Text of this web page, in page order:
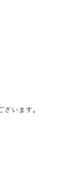
います。